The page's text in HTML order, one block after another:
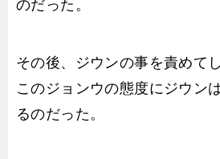
のだった。
その後、ジウンの事を責めて
このジョンウの態度にジウン
るのだった。